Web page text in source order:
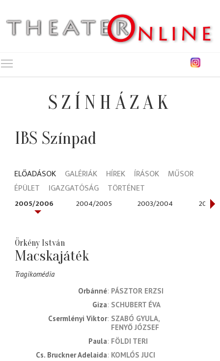
SZÍNHÁZAK
IBS Színpad
ELŐADÁSOK GALÉRIÁK HÍREK ÍRÁSOK
MŰSOR
ÉPÜLET
IGAZGATÓSÁG TÖRTÉNET
2005/2006 2004/2005 2003/2004 2002/
Örkény István
Macskajáték
Tragikomédia
Orbánné PÁSZTOR ERZSI
Giza SCHUBERT ÉVA
Csermlényi Viktor SZABÓ GYULA
FENYŐ JÓZSEF
Paula FÖLDI TERI
Cs. Bruckner Adelaida KOMLÓS JUCI